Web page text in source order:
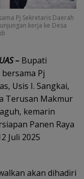
Pj Sekretaris Daerah
kerja ke Desa
– Bupati
Pj
Usis I. Sangkai,
Terusan Makmur
kemarin
Panen Raya
Juli 2025
akan dihadiri